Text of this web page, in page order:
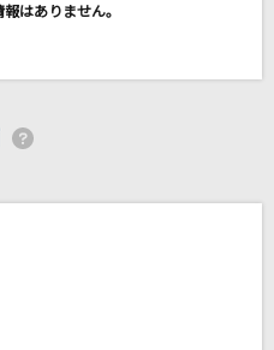
ンキングなど